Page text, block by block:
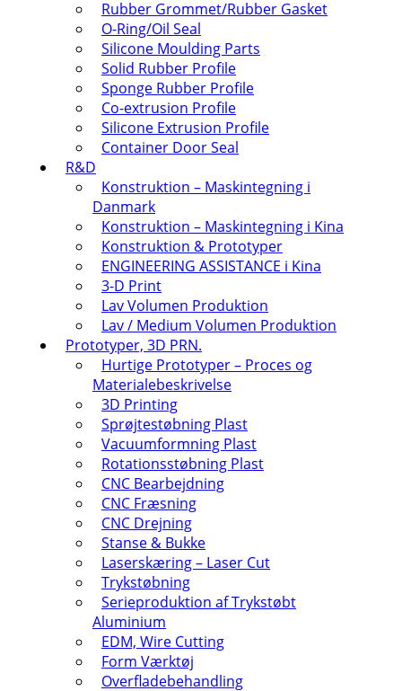
Rubber Grommet/Rubber Gasket
O-Ring/Oil Seal
Silicone Moulding Parts
Solid Rubber Profile
Sponge Rubber Profile
Co-extrusion Profile
Silicone Extrusion Profile
Container Door Seal
R&D
Konstruktion – Maskintegning i
Danmark
Konstruktion – Maskintegning i Kina
Konstruktion & Prototyper
ENGINEERING ASSISTANCE i Kina
3-D Print
Lav Volumen Produktion
Lav / Medium Volumen Produktion
Prototyper, 3D PRN.
Hurtige Prototyper – Proces og
Materialebeskrivelse
3D Printing
Sprøjtestøbning Plast
Vacuumformning Plast
Rotationsstøbning Plast
CNC Bearbejdning
CNC Fræsning
CNC Drejning
Stanse & Bukke
Laserskæring – Laser Cut
Trykstøbning
Serieproduktion af Trykstøbt
Aluminium
EDM, Wire Cutting
Form Værktøj
Overfladebehandling